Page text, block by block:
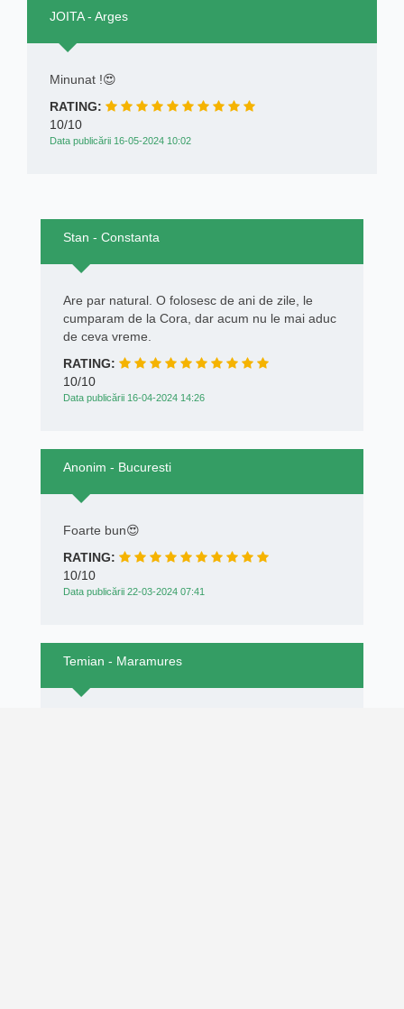
JOITA - Arges
Minunat !😍
RATING:
10/10
Data publicării 16-05-2024 10:02
Stan - Constanta
Are par natural. O folosesc de ani de zile, le
cumparam de la Cora, dar acum nu le mai aduc
de ceva vreme.
RATING:
10/10
Data publicării 16-04-2024 14:26
Anonim - Bucuresti
Foarte bun😍
RATING:
10/10
Data publicării 22-03-2024 07:41
Temian - Maramures